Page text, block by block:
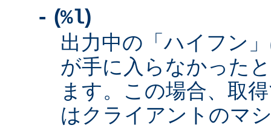
- (%l)
出力中の「ハイフン
が手に入らなかった
ます。この場合、取
はクライアントのマ